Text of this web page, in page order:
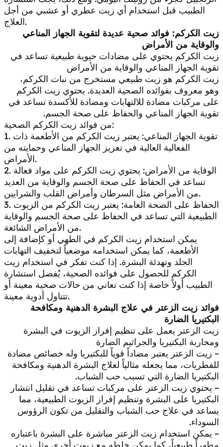
الطبيب قبل استخدام أي زيت عطري أو عشبي من أجل
العلاج.
زيت الكركم: فوائد صحية عديدة لتقوية الجهاز المناعي
والوقاية من الأمراض
زيت الكركم يحتوي على مضادات حيوية طبيعية تساعد في
تقوية الجهاز المناعي والوقاية من الأمراض
زيت الكركم هو زيت طبيعي مستخرج من نبات الكركم،
وهو معروف بفوائده الصحية العديدة. يحتوي زيت الكركم
على مركبات مضادة للالتهابات ومضادة للأكسدة تساعد في
تقوية الجهاز المناعي والحفاظ على صحة الجسم.
من فوائد زيت الكركم الصحية:
1. تقوية الجهاز المناعي: يعتبر زيت الكركم من الأطعمة ذات
الفعالية العالية في تعزيز الجهاز المناعي وحمايته من
الأمراض.
2. الوقاية من الأمراض: يحتوي زيت الكركم على مواد فعالة
تساعد في الحفاظ على صحة الجسم والوقاية من العديد
من الأمراض مثل السرطان وأمراض القلب والشرايين.
3. الحفاظ على الصحة العامة: يعتبر زيت الكركم من الزيوت
الطبيعية التي تساعد في الحفاظ على صحة الجسم والوقاية
من الأمراض الشائعة.
يمكن استخدام زيت الكركم في الطهي أو كإضافة إلى
الأطعمة، كما يمكن استخدامه موضعياً لتخفيف التهابات
الجلد وتهدئة البشرة. إذا كنت تفكر في استخدام زيت
الكركم للحصول على فوائده الصحية، يُفضل استشارة
الطبيب أولاً خاصة إذا كنت تعاني من حالات صحية معينة أو
تتناول أدوية معينة.
فوائد زيت الزعتر في علاج البشرة الدهنية ومكافحة
البكتيريا الضارة
زيت الزعتر يعمل على تنظيم إفراز الزيوت في البشرة
ومحاربة البكتيريا والجراثيم الضارة
– زيت الزعتر يعتبر مضاداً قوياً للبكتيريا وله خصائص مضادة
للفطريات، مما يجعله مثالياً لعلاج البشرة الدهنية ومكافحة
البكتيريا الضارة التي تسبب حب الشباب.
– يحتوي زيت الزعتر على مركبات تساعد في تقليل انتشار
البكتيريا على البشرة وتنظيم إفراز الزيوت الطبيعية، مما
يساعد في علاج حب الشباب والتقليل من تكون الرؤوس
السوداء.
– يمكن استخدام زيت الزعتر مباشرة على البشرة باعتباره
مطهراً طبيعياً، كما يمكن خلطه مع زيوت أخرى مثل زيت